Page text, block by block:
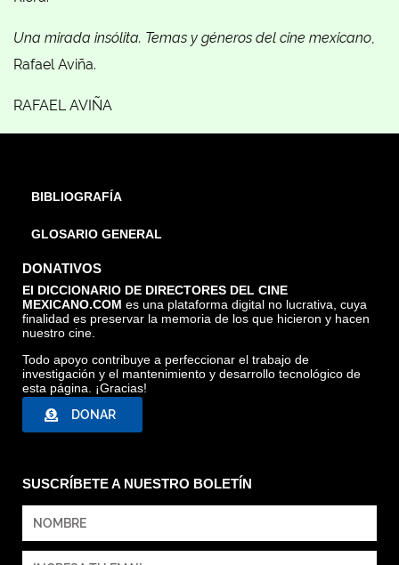
Una mirada insólita. Temas y géneros del cine mexicano,
Rafael Aviña.
RAFAEL AVIÑA
BIBLIOGRAFÍA
GLOSARIO GENERAL
DONATIVOS
El DICCIONARIO DE DIRECTORES DEL CINE
MEXICANO.COM es una plataforma digital no lucrativa, cuya
finalidad es preservar la memoria de los que hicieron y hacen
nuestro cine.
Todo apoyo contribuye a perfeccionar el trabajo de
investigación y el mantenimiento y desarrollo tecnológico de
esta página. ¡Gracias!
DONAR
SUSCRÍBETE A NUESTRO BOLETÍN